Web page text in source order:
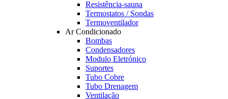
Resistência-sauna
Termostatos / Sondas
Termoventilador
Ar Condicionado
Bombas
Condensadores
Modulo Eletrónico
Suportes
Tubo Cobre
Tubo Drenagem
Ventilação